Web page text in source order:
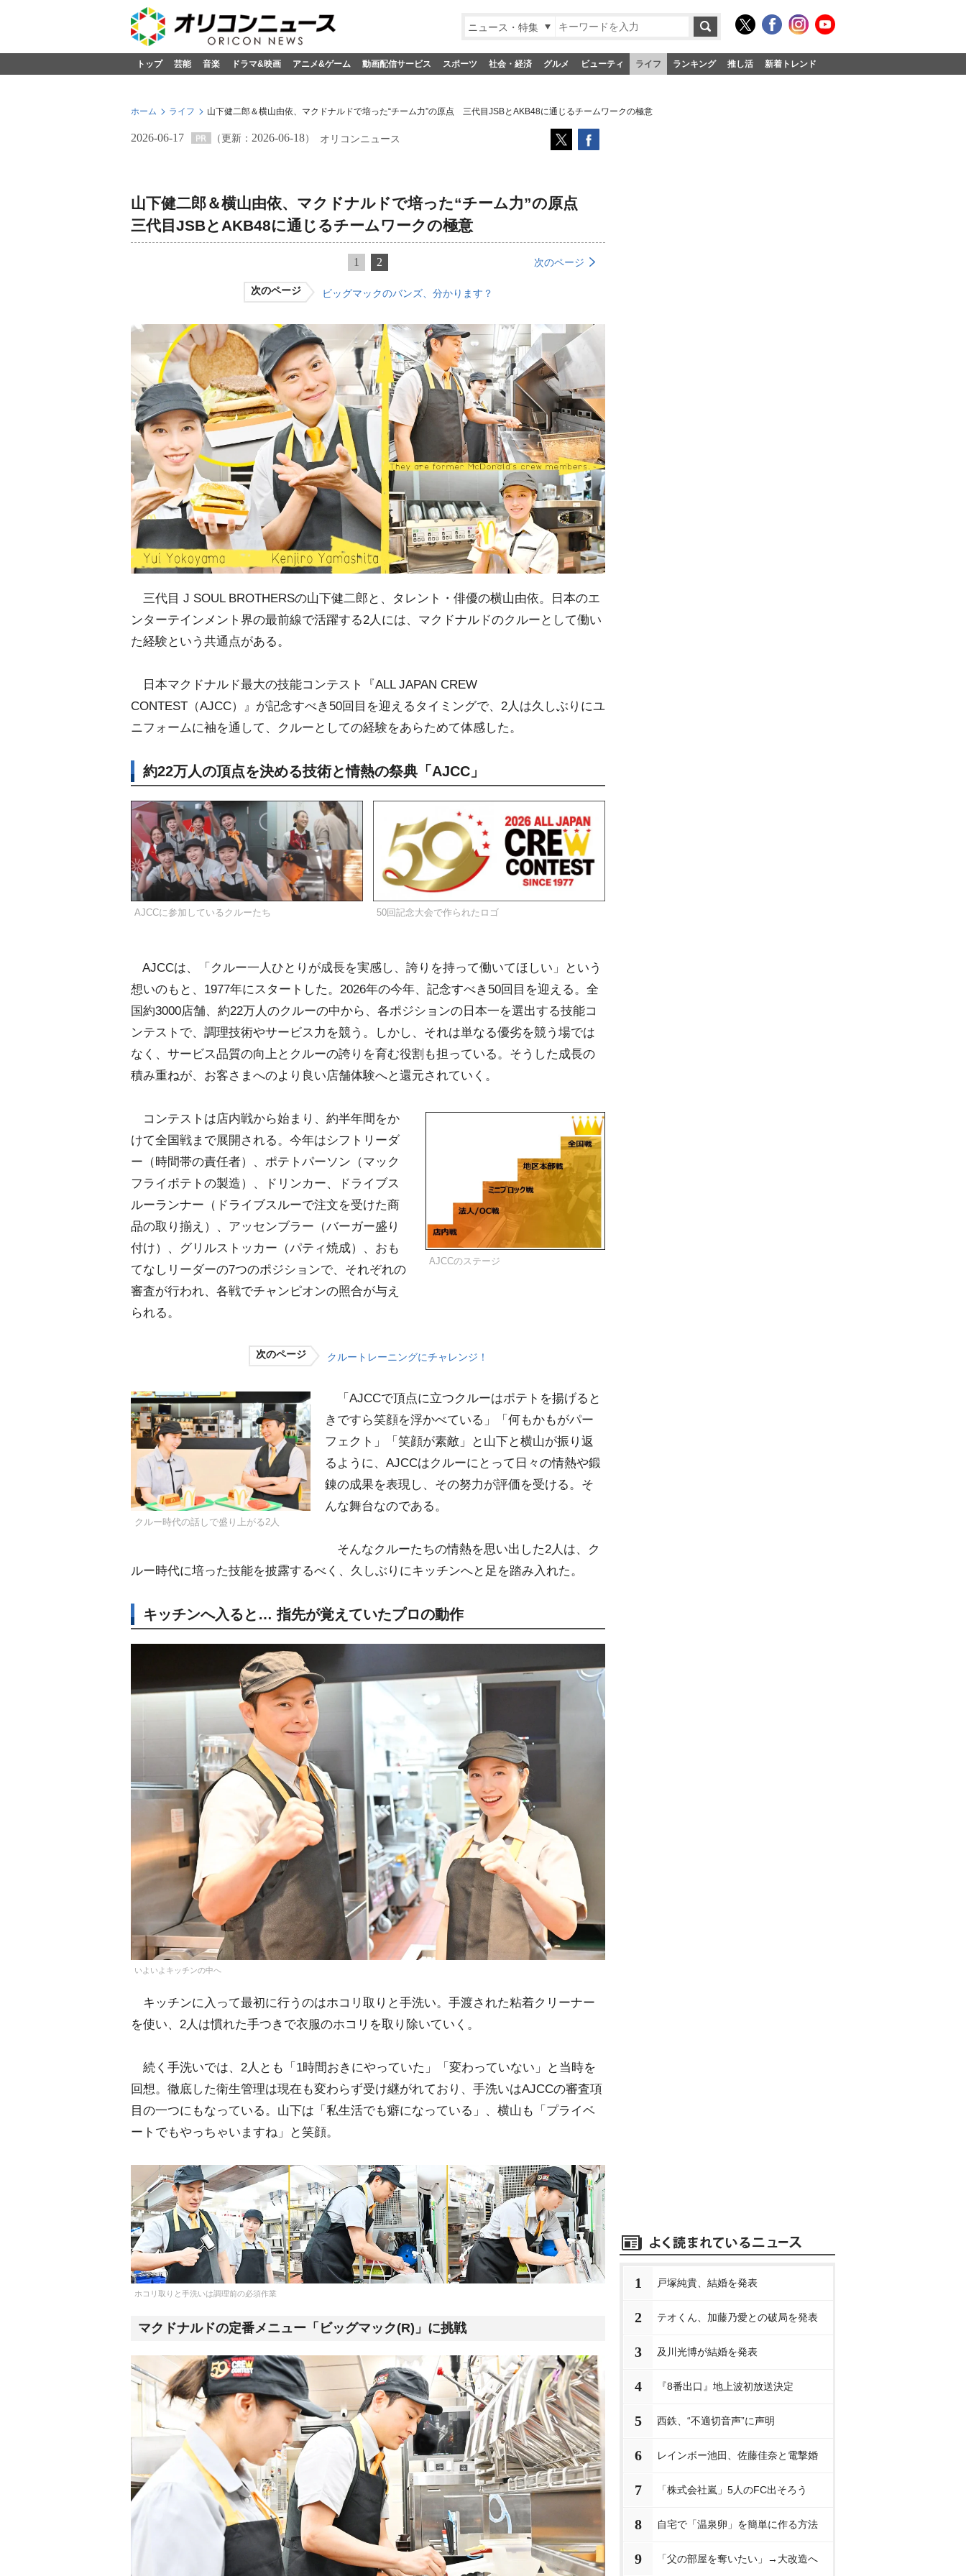
ニュース・特集
トップ 芸能 音楽 ドラマ&映画 アニメ&ゲーム 動画配信サービス スポーツ 社会・経済 グルメ ビューティ ライフ ランキング 推し活 新着トレンド
ホーム ライフ 山下健二郎＆横山由依、マクドナルドで培った“チーム力”の原点 三代目JSBとAKB48に通じるチームワークの極意
2026-06-17 （更新： 2026-06-18） オリコンニュース
山下健二郎＆横山由依、マクドナルドで培った“チーム力”の原点
三代目JSBとAKB48に通じるチームワークの極意
1 2 次のページ
次のページ ビッグマックのバンズ、分かります？
三代目 J SOUL BROTHERSの山下健二郎と、タレント・俳優の横山由依。日本のエ
ンターテインメント界の最前線で活躍する2人には、マクドナルドのクルーとして働い
た経験という共通点がある。
日本マクドナルド最大の技能コンテスト『ALL JAPAN CREW
CONTEST（AJCC）』が記念すべき50回目を迎えるタイミングで、2人は久しぶりにユ
ニフォームに袖を通して、クルーとしての経験をあらためて体感した。
約22万人の頂点を決める技術と情熱の祭典「AJCC」
AJCCに参加しているクルーたち 50回記念大会で作られたロゴ
AJCCは、「クルー一人ひとりが成長を実感し、誇りを持って働いてほしい」という
想いのもと、1977年にスタートした。2026年の今年、記念すべき50回目を迎える。全
国約3000店舗、約22万人のクルーの中から、各ポジションの日本一を選出する技能コ
ンテストで、調理技術やサービス力を競う。しかし、それは単なる優劣を競う場では
なく、サービス品質の向上とクルーの誇りを育む役割も担っている。そうした成長の
積み重ねが、お客さまへのより良い店舗体験へと還元されていく。
AJCCのステージ
コンテストは店内戦から始まり、約半年間をか
けて全国戦まで展開される。今年はシフトリーダ
ー（時間帯の責任者）、ポテトパーソン（マック
フライポテトの製造）、ドリンカー、ドライブス
ルーランナー（ドライブスルーで注文を受けた商
品の取り揃え）、アッセンブラー（バーガー盛り
付け）、グリルストッカー（パティ焼成）、おも
てなしリーダーの7つのポジションで、それぞれの
審査が行われ、各戦でチャンピオンの照合が与え
られる。
次のページ クルートレーニングにチャレンジ！
クルー時代の話しで盛り上がる2人
「AJCCで頂点に立つクルーはポテトを揚げると
きですら笑顔を浮かべている」「何もかもがパー
フェクト」「笑顔が素敵」と山下と横山が振り返
るように、AJCCはクルーにとって日々の情熱や鍛
錬の成果を表現し、その努力が評価を受ける。そ
んな舞台なのである。
そんなクルーたちの情熱を思い出した2人は、ク
ルー時代に培った技能を披露するべく、久しぶりにキッチンへと足を踏み入れた。
キッチンへ入ると… 指先が覚えていたプロの動作
いよいよキッチンの中へ
キッチンに入って最初に行うのはホコリ取りと手洗い。手渡された粘着クリーナー
を使い、2人は慣れた手つきで衣服のホコリを取り除いていく。
続く手洗いでは、2人とも「1時間おきにやっていた」「変わっていない」と当時を
回想。徹底した衛生管理は現在も変わらず受け継がれており、手洗いはAJCCの審査項
目の一つにもなっている。山下は「私生活でも癖になっている」、横山も「プライベ
ートでもやっちゃいますね」と笑顔。
ホコリ取りと手洗いは調理前の必須作業
マクドナルドの定番メニュー「ビッグマック(R)」に挑戦
1 戸塚純貴、結婚を発表
2 テオくん、加藤乃愛との破局を発表
3 及川光博が結婚を発表
4 『8番出口』地上波初放送決定
5 西鉄、“不適切音声”に声明
6 レインボー池田、佐藤佳奈と電撃婚
7 「株式会社嵐」5人のFC出そろう
8 自宅で「温泉卵」を簡単に作る方法
9 「父の部屋を奪いたい」→大改造へ